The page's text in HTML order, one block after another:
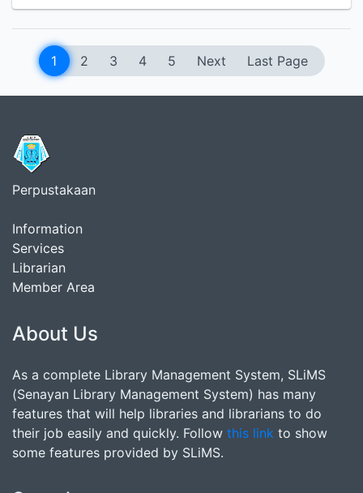
1 2 3 4 5 Next Last Page
Perpustakaan
Information
Services
Librarian
Member Area
About Us
As a complete Library Management System, SLiMS
(Senayan Library Management System) has many
features that will help libraries and librarians to do
their job easily and quickly. Follow this link to show
some features provided by SLiMS.